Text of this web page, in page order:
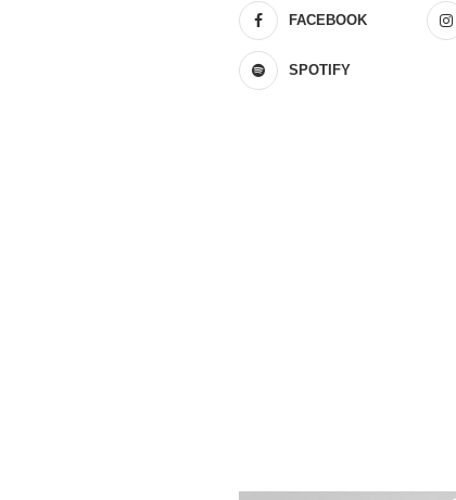
FACEBOOK
SPOTIFY